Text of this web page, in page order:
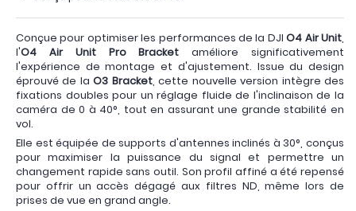
Conçue pour optimiser les performances de la DJIO4 Air Unit,
l'O4 Air Unit Pro Bracket améliore significativement
l'expérience de montage et d'ajustement. Issue du design
éprouvé de laO3 Bracket, cette nouvelle version intègre des
fixations doubles pour un réglage fluide de l'inclinaison de la
caméra de 0 à 40°, tout en assurant une grande stabilité en
vol.
Elle est équipée de supports d'antennes inclinés à 30°, conçus
pour maximiser la puissance du signal et permettre un
changement rapide sans outil. Son profil affiné a été repensé
pour offrir un accès dégagé aux filtres ND, même lors de
prises de vue en grand angle.